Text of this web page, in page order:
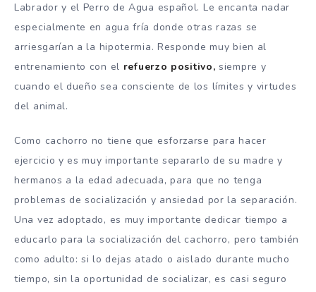
Labrador y el Perro de Agua español. Le encanta nadar
especialmente en agua fría donde otras razas se
arriesgarían a la hipotermia. Responde muy bien al
entrenamiento con el refuerzo positivo,siempre y
cuando el dueño sea consciente de los límites y virtudes
del animal.
Como cachorro no tiene que esforzarse para hacer
ejercicio y es muy importante separarlo de su madre y
hermanos a la edad adecuada, para que no tenga
problemas de socialización y ansiedad por la separación.
Una vez adoptado, es muy importante dedicar tiempo a
educarlo para la socialización del cachorro, pero también
como adulto: si lo dejas atado o aislado durante mucho
tiempo, sin la oportunidad de socializar, es casi seguro